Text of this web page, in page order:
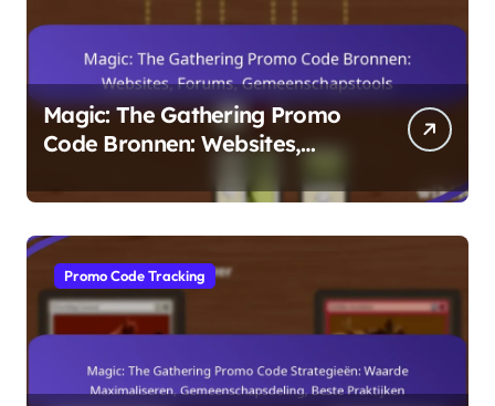
Magic: The Gathering Promo
Code Bronnen: Websites,
Promo Code Tracking